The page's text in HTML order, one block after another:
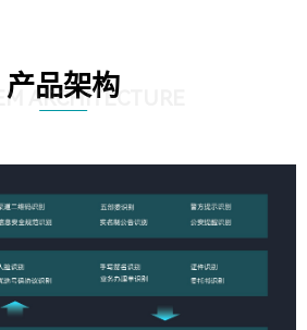
产品架构
ARCHITECTURE